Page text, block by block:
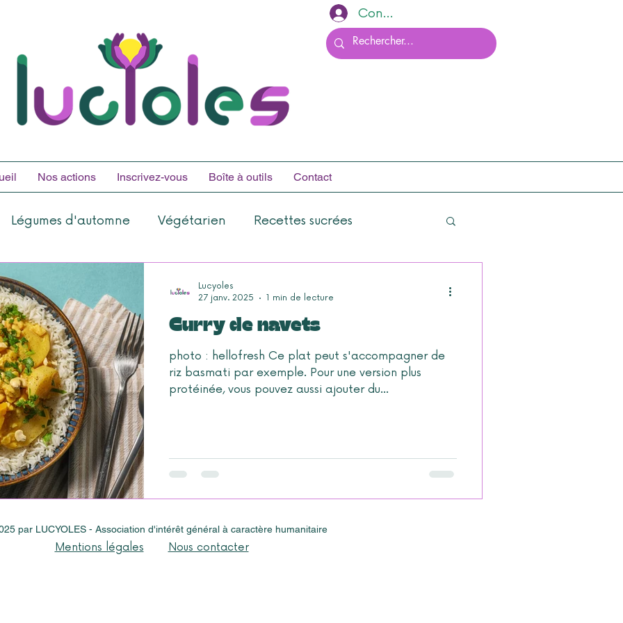
Connexion
Nos actions Inscrivez-vous Boîte à outils Contact
Légumes d'automne Végétarien Recettes sucrées
Curry de navets
photo : hellofresh Ce plat peut s'accompagner de
riz basmati par exemple. Pour une version plus
protéinée, vous pouvez aussi ajouter du...
Lucyoles
27 janv. 2025
1 min de lecture
par LUCYOLES - Association d'intérêt général à caractère humanitaire
Mentions légales Nous contacter